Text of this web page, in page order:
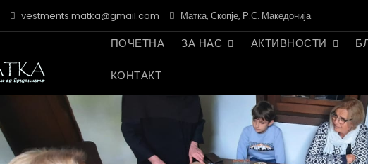
vestments.matka@gmail.com Матка, Скопје, Р.С. Македонија
ПОЧЕТНА ЗА НАС АКТИВНОСТИ
КОНТАКТ